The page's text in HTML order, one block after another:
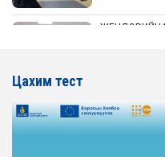
ЖЕНДЭРИЙН
ЖЕНДЭРИЙН
ТӨЛӨӨЛӨЛ
Цахим тест